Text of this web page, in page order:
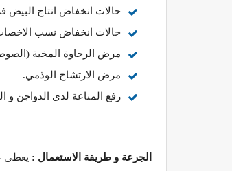
حالات انخفاض انتاج البيض
حالات انخفاض نسب
مرض الرخاوة المخية
مرض الارتشاح الوذمي.
رفع المناعة لدى الدواجن و
الجرعة و طريقة الاستعمال : يعطى